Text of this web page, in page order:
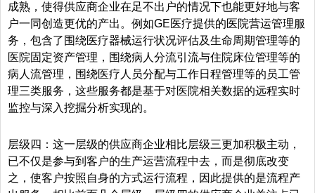
成熟，使得供应商企业在足不出户的情况下也能更好地与客
户一同创造更优的产出。例如GE医疗提供的医院营运管理服
务，包含了围绕医疗器械运行状况评估及生命周期管理等的
医院固定资产管理，围绕病人分流引流与住院床位管理等的
病人流管理，围绕医疗人员分配与工作日程管理等的员工管
理三类服务，这些服务都是基于对医院相关数据的远程实时
监控与深入挖掘分析实现的。
层级四：这一层级的供应商企业相比层级三更加积极主动，
已不仅是参与到客户的生产运营流程中去，而是彻底改变
之，使客户按照自身的方式运行流程，因此提供的是流程产